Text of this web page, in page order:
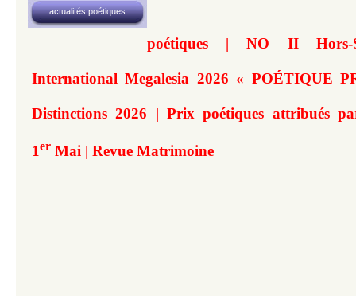
actualités poétiques
poétiques | NO II Hors-
International Megalesia 2026 « POÉTIQUE
Distinctions 2026 | Prix poétiques attribués
1er Mai | Revue Matrimoine